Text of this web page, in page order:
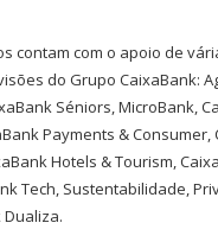
contam com o apoio de
do Grupo CaixaBank:
Séniors, MicroBank,
Payments & Consumer,
Hotels & Tourism,
Tech, Sustentabilidade,